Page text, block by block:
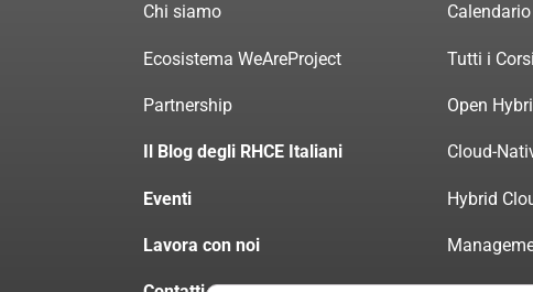
Chi siamo
Ecosistema WeAreProject
Partnership
Il Blog degli RHCE Italiani
Eventi
Lavora con noi
Tutti i
Open
Cloud-
Hybrid